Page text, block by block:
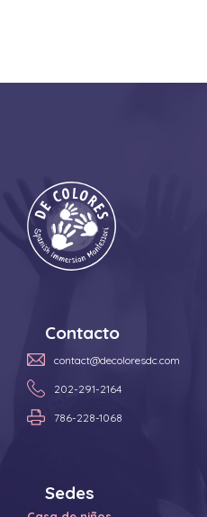
Contacto
contact@decoloresdc.com
202-291-2164
786-228-1068
Sedes